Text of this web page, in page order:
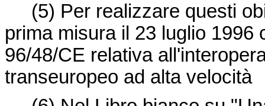
(5) Per realizzare questi
prima misura il 23 luglio 1996
96/48/CE relativa
transeuropeo ad alta velocità